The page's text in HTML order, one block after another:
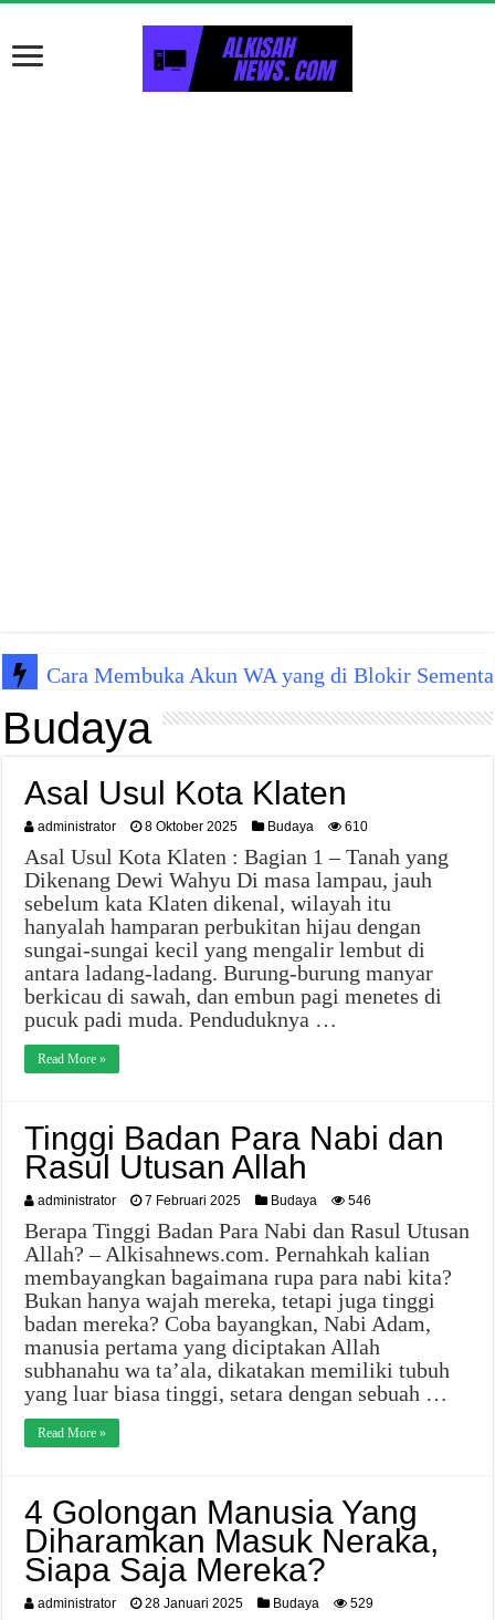
Cara Membuka Akun WA yang di Blokir
Budaya
Asal Usul Kota Klaten
administrator 8 Oktober 2025 Budaya 610
Asal Usul Kota Klaten : Bagian 1 – Tanah yang
Dikenang Dewi Wahyu Di masa lampau, jauh
sebelum kata Klaten dikenal, wilayah itu
hanyalah hamparan perbukitan hijau dengan
sungai-sungai kecil yang mengalir lembut di
antara ladang-ladang. Burung-burung manyar
berkicau di sawah, dan embun pagi menetes di
pucuk padi muda. Penduduknya …
Read More »
Tinggi Badan Para Nabi dan
Rasul Utusan Allah
administrator 7 Februari 2025 Budaya 546
Berapa Tinggi Badan Para Nabi dan Rasul Utusan
Allah? – Alkisahnews.com. Pernahkah kalian
membayangkan bagaimana rupa para nabi kita?
Bukan hanya wajah mereka, tetapi juga tinggi
badan mereka? Coba bayangkan, Nabi Adam,
manusia pertama yang diciptakan Allah
subhanahu wa ta’ala, dikatakan memiliki tubuh
yang luar biasa tinggi, setara dengan sebuah …
Read More »
4 Golongan Manusia Yang
Diharamkan Masuk Neraka,
Siapa Saja Mereka?
administrator 28 Januari 2025 Budaya 529